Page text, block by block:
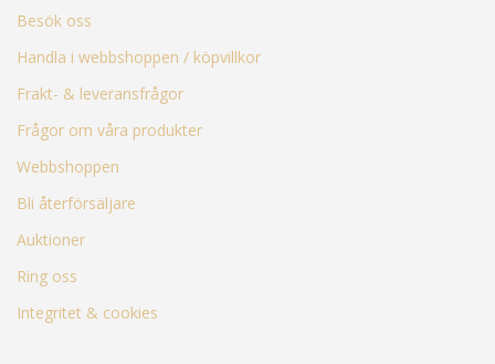
Besök oss
Handla i webbshoppen / köpvillkor
Frakt- & leveransfrågor
Frågor om våra produkter
Webbshoppen
Bli återförsäljare
Auktioner
Ring oss
Integritet & cookies